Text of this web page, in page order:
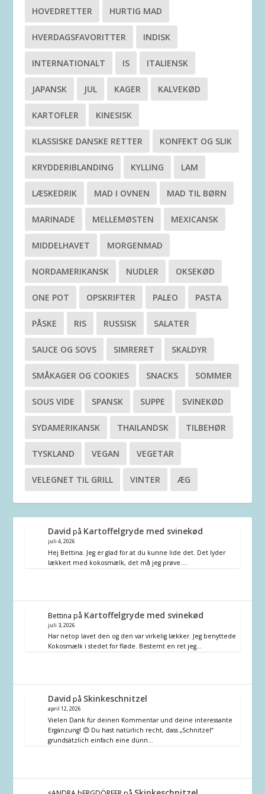
HOVEDRETTER HURTIG MAD
HVERDAGSFAVORITTER INDISK
INTERNATIONALT IS ITALIENSK
JAPANSK JUL KAGER KALVEKØD
KARTOFLER KINESISK
KLASSISKE DANSKE RETTER KONFEKT OG SLIK
KRYDDERIBLANDING KYLLING LAM
LÆSKEDRIK MAD I OVNEN MAD TIL BØRN
MARINADE MELLEMØSTEN MEXICANSK
MIDDELHAVET MORGENMAD
NORDAMERIKANSK NUDLER OKSEKØD
ONE POT OPSKRIFTER PALEO PASTA
PÅSKE RIS RUSSISK SALATER
SAUCE OG SOVS SIMRERET SKALDYR
SMÅKAGER OG COOKIES SNACKS SOMMER
SOUS VIDE SPANSK SUPPE SVINEKØD
SYDAMERIKANSK THAILANDSK TILBEHØR
TYSKLAND VEGAN VEGETAR
VELEGNET TIL GRILL VINTER ÆG
David på Kartoffelgryde med svinekød
juli 4, 2026
Hej Bettina. Jeg er glad for at du kunne lide det. Det lyder
lækkert med kokosmælk, det må jeg prøve.…
Bettina på Kartoffelgryde med svinekød
juli 3, 2026
Har netop lavet den og den var virkelig lækker. Jeg benyttede
Kokosmælk i stedet for fløde. Bestemt en ret jeg…
David på Skinkeschnitzel
april 12, 2026
Vielen Dank für deinen Kommentar und deine interessante
Ergänzung! 😊 Du hast natürlich recht, dass „Schnitzel“
grundsätzlich einfach eine dünn…